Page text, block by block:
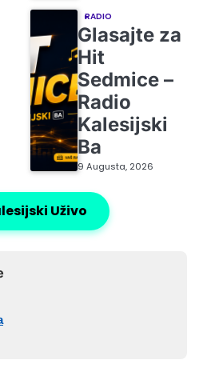
RADIO
Glasajte za
Hit
Sedmice –
Radio
Kalesijski
Ba
9 Augusta, 2026
Uživo